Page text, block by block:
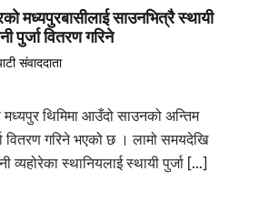
मध्यपुरबासीलाई साउनभित्रै स्थायी
पुर्जा वितरण गरिने
संवाददाता
थिमिमा आउँदो साउनको अन्तिम
वितरण गरिने भएको छ । लामो समयदेखि
व्यहोरेका स्थानियलाई स्थायी पुर्जा […]